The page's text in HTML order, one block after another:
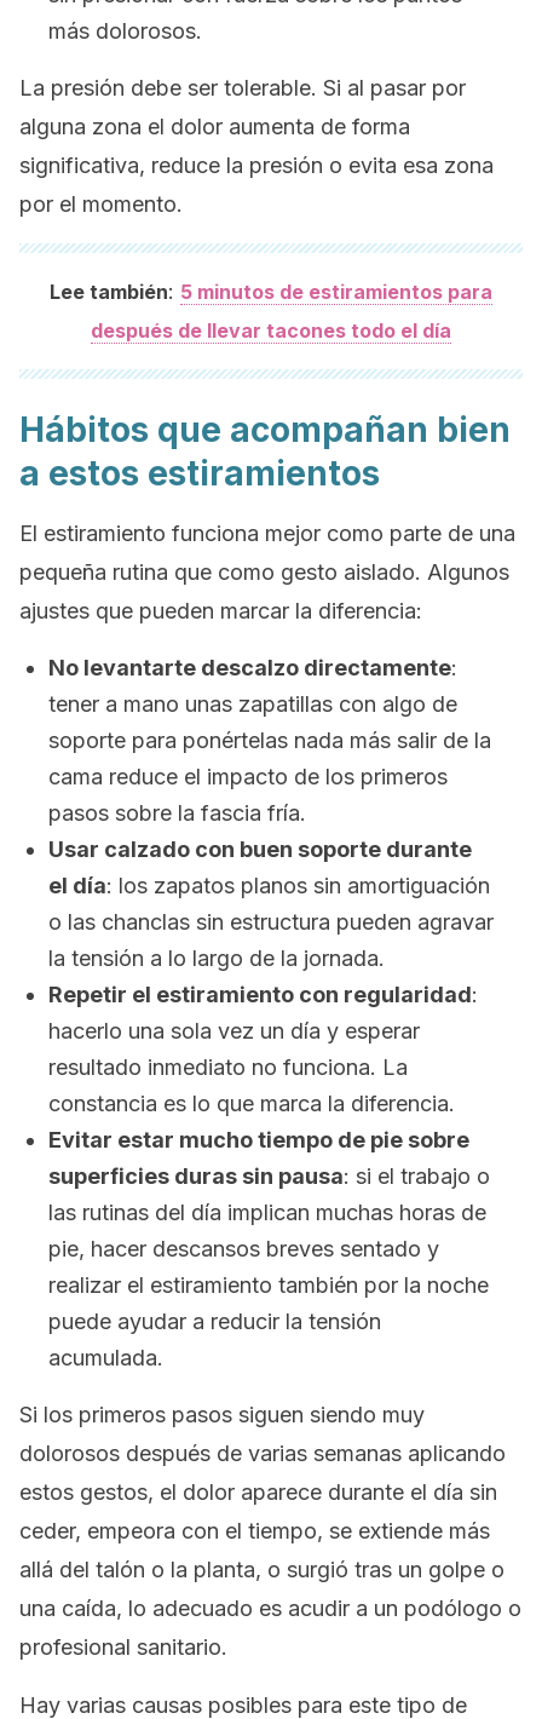
más dolorosos.
La presión debe ser tolerable. Si al pasar por
alguna zona el dolor aumenta de forma
significativa, reduce la presión o evita esa zona
por el momento.
Lee también: 5 minutos de estiramientos para
después de llevar tacones todo el día
Hábitos que acompañan bien
a estos estiramientos
El estiramiento funciona mejor como parte de una
pequeña rutina que como gesto aislado. Algunos
ajustes que pueden marcar la diferencia:
No levantarte descalzo directamente:
tener a mano unas zapatillas con algo de
soporte para ponértelas nada más salir de la
cama reduce el impacto de los primeros
pasos sobre la fascia fría.
Usar calzado con buen soporte durante
el día: los zapatos planos sin amortiguación
o las chanclas sin estructura pueden agravar
la tensión a lo largo de la jornada.
Repetir el estiramiento con regularidad:
hacerlo una sola vez un día y esperar
resultado inmediato no funciona. La
constancia es lo que marca la diferencia.
Evitar estar mucho tiempo de pie sobre
superficies duras sin pausa: si el trabajo o
las rutinas del día implican muchas horas de
pie, hacer descansos breves sentado y
realizar el estiramiento también por la noche
puede ayudar a reducir la tensión
acumulada.
Si los primeros pasos siguen siendo muy
dolorosos después de varias semanas aplicando
estos gestos, el dolor aparece durante el día sin
ceder, empeora con el tiempo, se extiende más
allá del talón o la planta, o surgió tras un golpe o
una caída, lo adecuado es acudir a un podólogo o
profesional sanitario.
Hay varias causas posibles para este tipo de